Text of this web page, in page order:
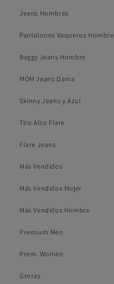
Jeans Hombres
Pantalones Vaqueros Hombre
Baggy Jeans Hombre
MOM Jeans Dama
Skinny Jeans y Azul
Tiro Alto Flare
Flare Jeans
Más Vendidos
Más Vendidos Mujer
Más Vendidos Hombre
Premium Men
Prem. Women
Gorras